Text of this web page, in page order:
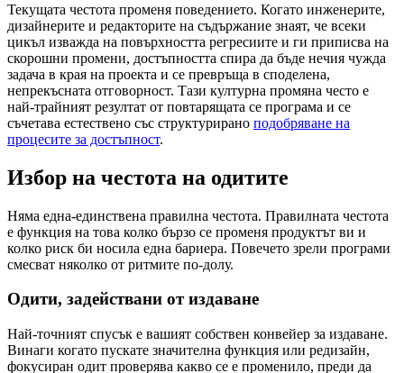
Текущата честота променя поведението. Когато инженерите,
дизайнерите и редакторите на съдържание знаят, че всеки
цикъл изважда на повърхността регресиите и ги приписва на
скорошни промени, достъпността спира да бъде нечия чужда
задача в края на проекта и се превръща в споделена,
непрекъсната отговорност. Тази културна промяна често е
най-трайният резултат от повтарящата се програма и се
съчетава естествено със структурирано подобряване на
процесите за достъпност.
Избор на честота на одитите
Няма една-единствена правилна честота. Правилната честота
е функция на това колко бързо се променя продуктът ви и
колко риск би носила една бариера. Повечето зрели програми
смесват няколко от ритмите по-долу.
Одити, задействани от издаване
Най-точният спусък е вашият собствен конвейер за издаване.
Винаги когато пускате значителна функция или редизайн,
фокусиран одит проверява какво се е променило, преди да